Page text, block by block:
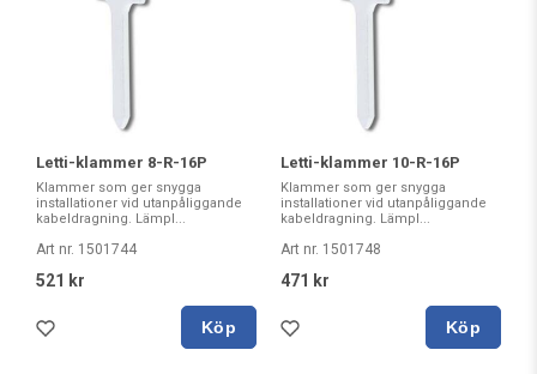
Letti-klammer 8-R-16P
Klammer som ger snygga
installationer vid utanpåliggande
kabeldragning. Lämpl...
Art nr. 1501744
521 kr
Köp
Letti-klammer 10-R-16P
Klammer som ger snygga
installationer vid utanpåliggande
kabeldragning. Lämpl...
Art nr. 1501748
471 kr
Köp